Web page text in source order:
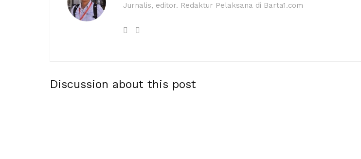
Jurnalis, editor. Redaktur Pelaksana di Barta1.com
Discussion about this post